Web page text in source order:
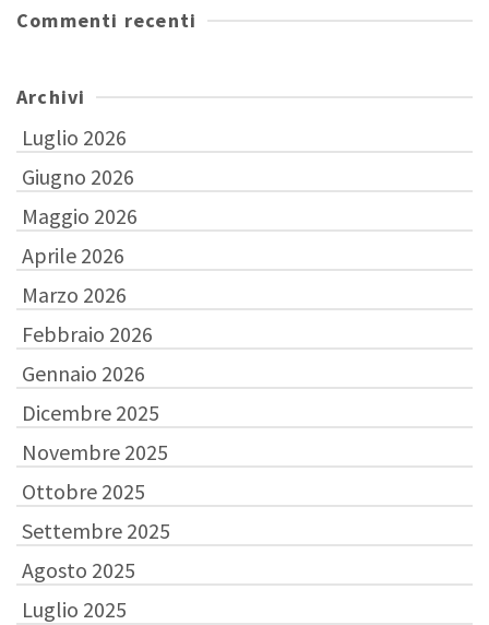
Commenti recenti
Archivi
Luglio 2026
Giugno 2026
Maggio 2026
Aprile 2026
Marzo 2026
Febbraio 2026
Gennaio 2026
Dicembre 2025
Novembre 2025
Ottobre 2025
Settembre 2025
Agosto 2025
Luglio 2025